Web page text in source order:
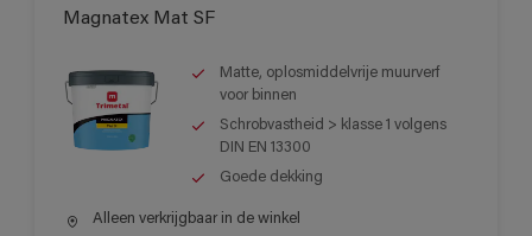
Magnatex Mat SF
Matte, oplosmiddelvrije muurverf
voor binnen
Schrobvastheid > klasse 1 volgens
DIN EN 13300
Goede dekking
Alleen verkrijgbaar in de winkel